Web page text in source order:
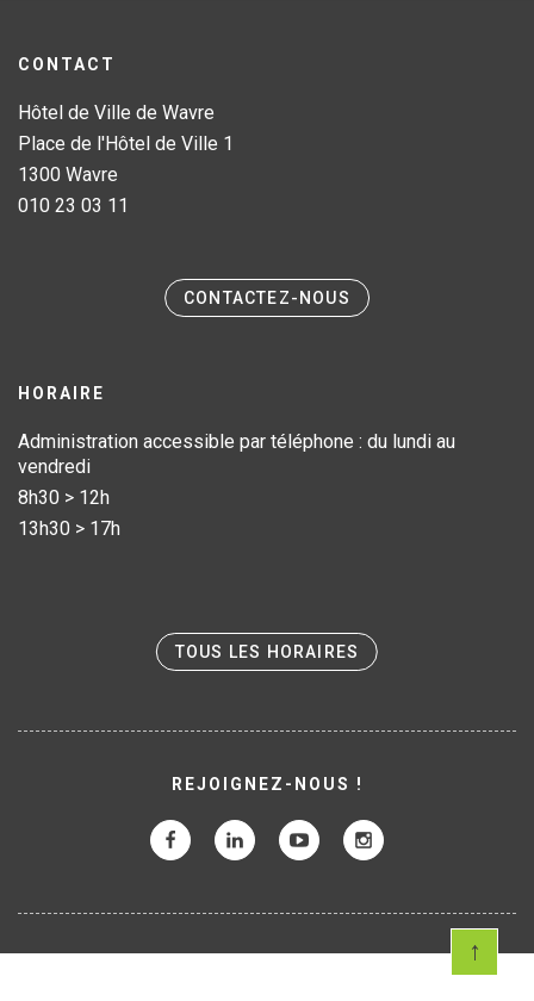
CONTACT
Hôtel de Ville de Wavre
Place de l'Hôtel de Ville 1
1300 Wavre
010 23 03 11
CONTACTEZ-NOUS
HORAIRE
Administration accessible par téléphone : du lundi au
vendredi
8h30 > 12h
13h30 > 17h
TOUS LES HORAIRES
REJOIGNEZ-NOUS !